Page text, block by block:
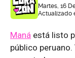
Martes, 16
Actualizado
Maná está listo
público